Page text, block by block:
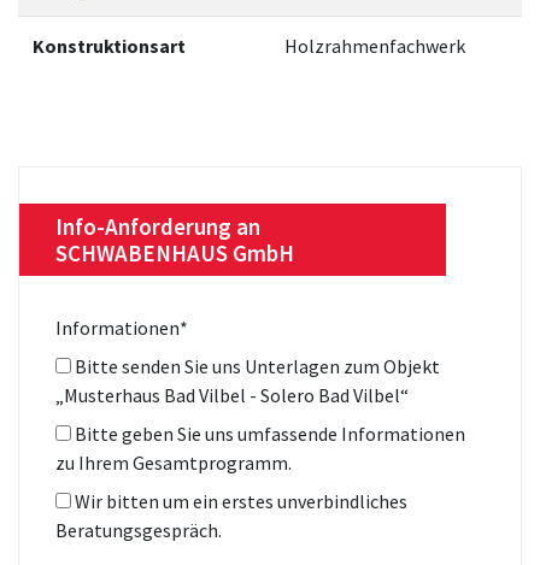
Konstruktionsart Holzrahmenfachwerk
Info-Anforderung an
SCHWABENHAUS GmbH
Informationen*
„Musterhaus Bad Vilbel - Solero Bad Vilbel“
zu Ihrem Gesamtprogramm.
Beratungsgespräch.